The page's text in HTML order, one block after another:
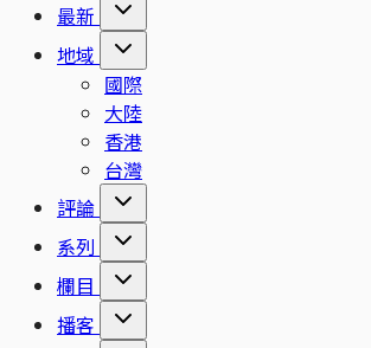
最新
地域
國際
大陸
香港
台灣
評論
系列
欄目
播客